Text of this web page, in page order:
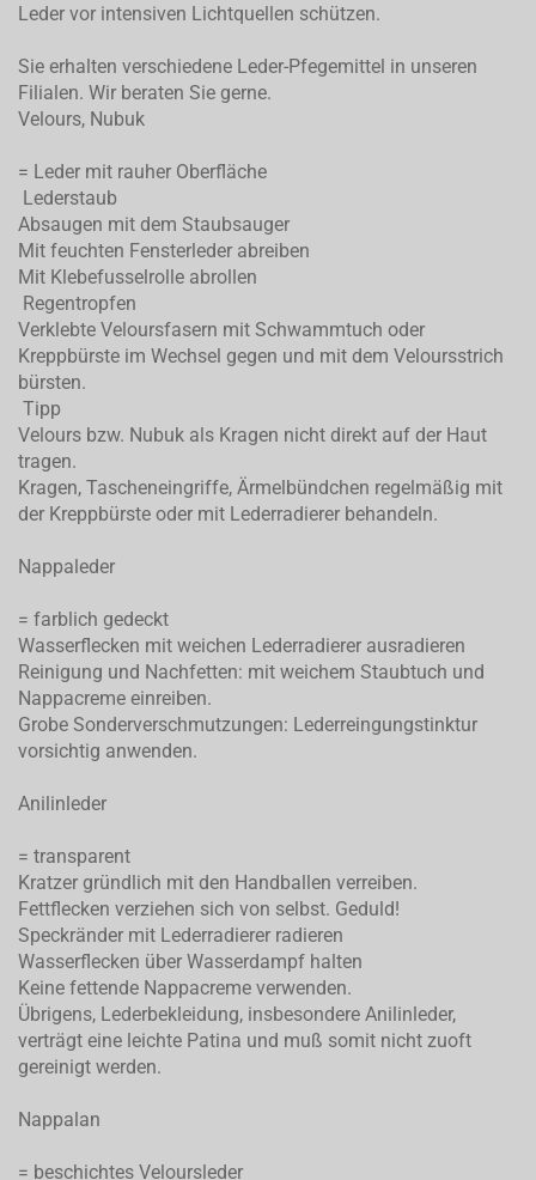
Leder vor intensiven Lichtquellen schützen.
Sie erhalten verschiedene Leder-Pfegemittel in unseren
Filialen. Wir beraten Sie gerne.
Velours, Nubuk
= Leder mit rauher Oberfläche
Lederstaub
Absaugen mit dem Staubsauger
Mit feuchten Fensterleder abreiben
Mit Klebefusselrolle abrollen
Regentropfen
Verklebte Veloursfasern mit Schwammtuch oder
Kreppbürste im Wechsel gegen und mit dem Veloursstrich
bürsten.
Tipp
Velours bzw. Nubuk als Kragen nicht direkt auf der Haut
tragen.
Kragen, Tascheneingriffe, Ärmelbündchen regelmäßig mit
der Kreppbürste oder mit Lederradierer behandeln.
Nappaleder
= farblich gedeckt
Wasserflecken mit weichen Lederradierer ausradieren
Reinigung und Nachfetten: mit weichem Staubtuch und
Nappacreme einreiben.
Grobe Sonderverschmutzungen: Lederreingungstinktur
vorsichtig anwenden.
Anilinleder
= transparent
Kratzer gründlich mit den Handballen verreiben.
Fettflecken verziehen sich von selbst. Geduld!
Speckränder mit Lederradierer radieren
Wasserflecken über Wasserdampf halten
Keine fettende Nappacreme verwenden.
Übrigens, Lederbekleidung, insbesondere Anilinleder,
verträgt eine leichte Patina und muß somit nicht zuoft
gereinigt werden.
Nappalan
= beschichtes Veloursleder